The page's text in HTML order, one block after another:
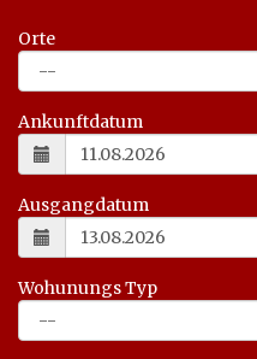
Orte
Ankunftdatum
Ausgangdatum
Wohunungs Typ